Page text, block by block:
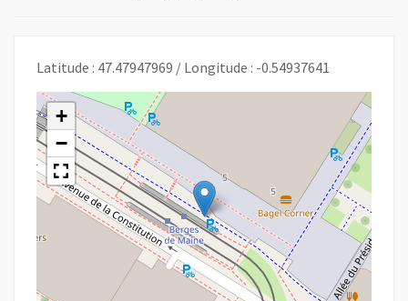
Latitude : 47.47947969 / Longitude : -0.54937641
+
−